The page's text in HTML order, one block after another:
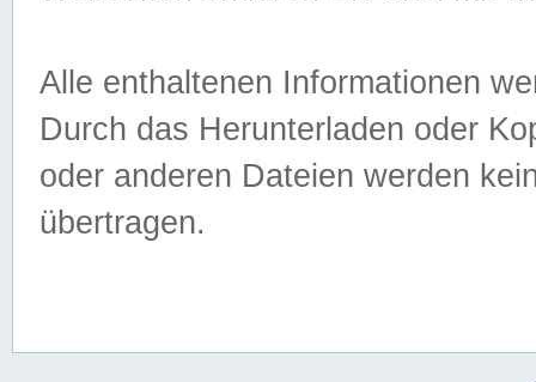
Alle enthaltenen Informationen
Durch das Herunterladen oder
oder anderen Dateien werden
übertragen.